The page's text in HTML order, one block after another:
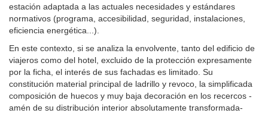
estación adaptada a las actuales necesidades y estándares
normativos (programa, accesibilidad, seguridad, instalaciones,
eficiencia energética...).
En este contexto, si se analiza la envolvente, tanto del edificio de
viajeros como del hotel, excluido de la protección expresamente
por la ficha, el interés de sus fachadas es limitado. Su
constitución material principal de ladrillo y revoco, la simplificada
composición de huecos y muy baja decoración en los recercos -
amén de su distribución interior absolutamente transformada-